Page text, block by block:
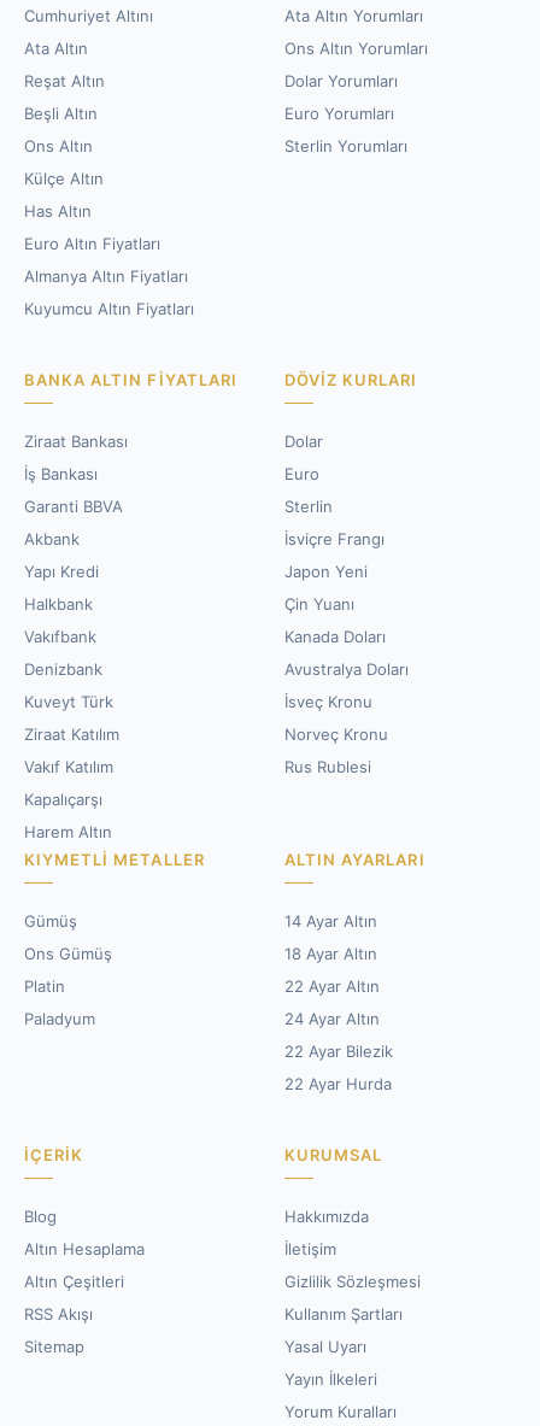
Cumhuriyet Altını
Ata Altın
Reşat Altın
Beşli Altın
Ons Altın
Külçe Altın
Has Altın
Euro Altın Fiyatları
Almanya Altın Fiyatları
Kuyumcu Altın Fiyatları
Ata Altın Yorumları
Ons Altın Yorumları
Dolar Yorumları
Euro Yorumları
Sterlin Yorumları
BANKA ALTIN FIYATLARI
Ziraat Bankası
İş Bankası
Garanti BBVA
Akbank
Yapı Kredi
Halkbank
Vakıfbank
Denizbank
Kuveyt Türk
Ziraat Katılım
Vakıf Katılım
Kapalıçarşı
Harem Altın
DÖVIZ KURLARI
Dolar
Euro
Sterlin
İsviçre Frangı
Japon Yeni
Çin Yuanı
Kanada Doları
Avustralya Doları
İsveç Kronu
Norveç Kronu
Rus Rublesi
KIYMETLI METALLER
Gümüş
Ons Gümüş
Platin
Paladyum
ALTIN AYARLARI
14 Ayar Altın
18 Ayar Altın
22 Ayar Altın
24 Ayar Altın
22 Ayar Bilezik
22 Ayar Hurda
İÇERIK
Blog
Altın Hesaplama
Altın Çeşitleri
RSS Akışı
Sitemap
KURUMSAL
Hakkımızda
İletişim
Gizlilik Sözleşmesi
Kullanım Şartları
Yasal Uyarı
Yayın İlkeleri
Yorum Kuralları